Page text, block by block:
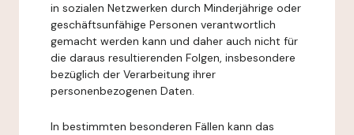
in sozialen Netzwerken durch Minderjährige oder
geschäftsunfähige Personen verantwortlich
gemacht werden kann und daher auch nicht für
die daraus resultierenden Folgen, insbesondere
bezüglich der Verarbeitung ihrer
personenbezogenen Daten.
In bestimmten besonderen Fällen kann das